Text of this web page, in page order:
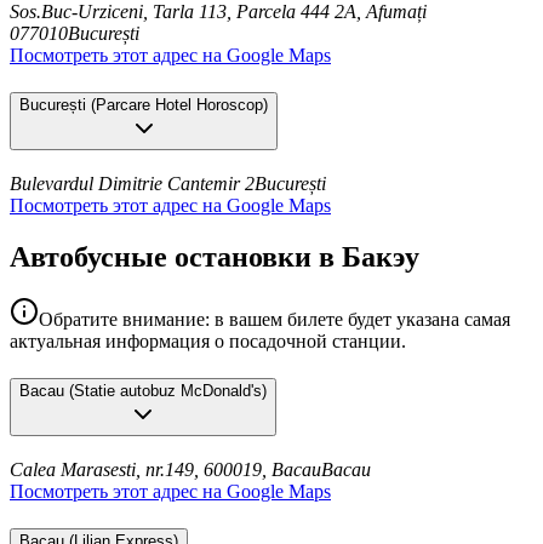
Sos.Buc-Urziceni, Tarla 113, Parcela 444 2A, Afumați
077010București
Посмотреть этот адрес на Google Maps
București (Parcare Hotel Horoscop)
Bulevardul Dimitrie Cantemir 2București
Посмотреть этот адрес на Google Maps
Автобусные остановки в Бакэу
Обратите внимание: в вашем билете будет указана самая
актуальная информация о посадочной станции.
Bacau (Statie autobuz McDonald's)
Calea Marasesti, nr.149, 600019, BacauBacau
Посмотреть этот адрес на Google Maps